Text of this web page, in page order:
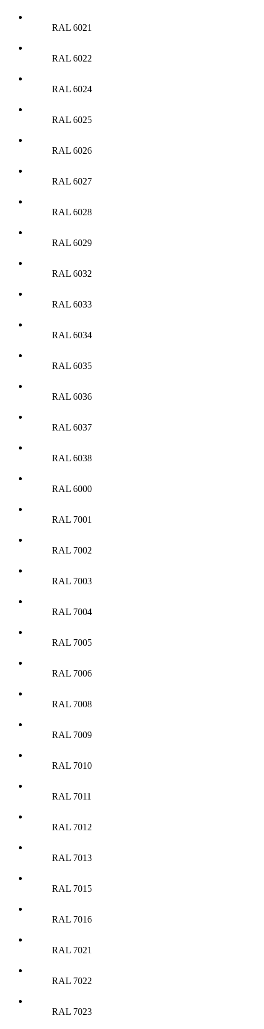
RAL 6021
RAL 6022
RAL 6024
RAL 6025
RAL 6026
RAL 6027
RAL 6028
RAL 6029
RAL 6032
RAL 6033
RAL 6034
RAL 6035
RAL 6036
RAL 6037
RAL 6038
RAL 6000
RAL 7001
RAL 7002
RAL 7003
RAL 7004
RAL 7005
RAL 7006
RAL 7008
RAL 7009
RAL 7010
RAL 7011
RAL 7012
RAL 7013
RAL 7015
RAL 7016
RAL 7021
RAL 7022
RAL 7023